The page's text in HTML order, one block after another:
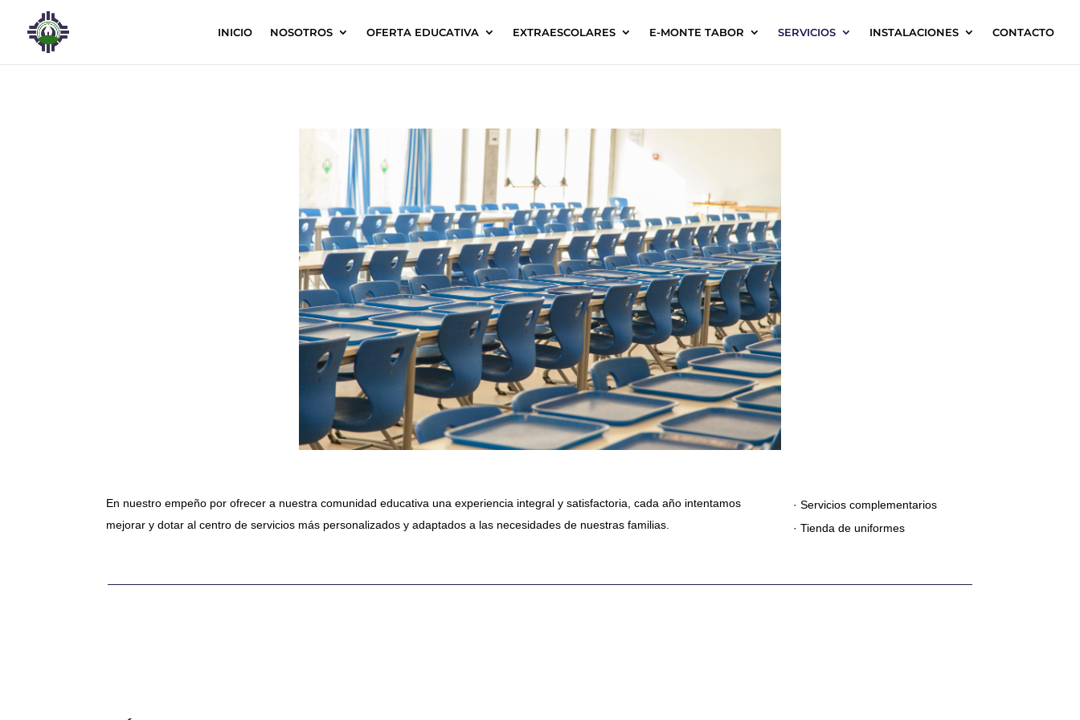
INICIO NOSOTROS OFERTA EDUCATIVA EXTRAESCOLARES E-MONTE TABOR SERVICIOS INSTALACIONES CONTACTO
En nuestro empeño por ofrecer a nuestra comunidad educativa una experiencia integral y satisfactoria, cada año intentamos
mejorar y dotar al centro de servicios más personalizados y adaptados a las necesidades de nuestras familias.
· Servicios complementarios
· Tienda de uniformes